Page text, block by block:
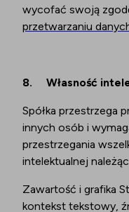
wycofać swoją
przetwarzaniu
8. Własność
Spółka przestrzega
innych osób i
przestrzegania
intelektualnej
Zawartość i grafika
kontekst tekstowy,